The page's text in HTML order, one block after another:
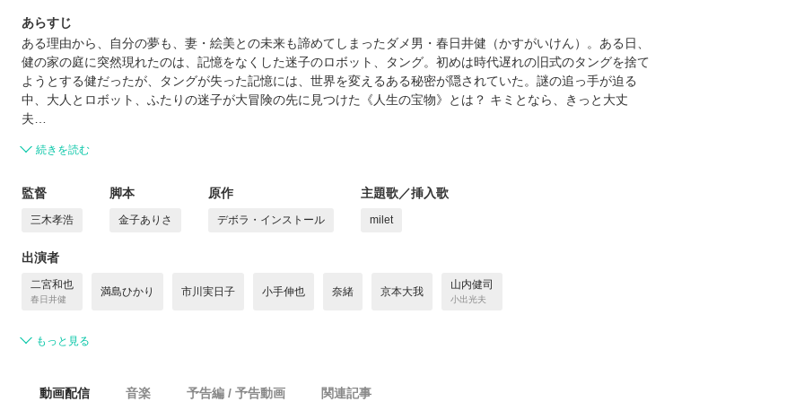
あらすじ
ある理由から、自分の夢も、妻・絵美との未来も諦めてしまったダメ男・春日井健（かすがいけん）。ある日、
健の家の庭に突然現れたのは、記憶をなくした迷子のロボット、タング。初めは時代遅れの旧式のタングを捨て
ようとする健だったが、タングが失った記憶には、世界を変えるある秘密が隠されていた。謎の追っ手が迫る
中、大人とロボット、ふたりの迷子が大冒険の先に見つけた《人生の宝物》とは？ キミとなら、きっと大丈
夫…
続きを読む
監督
三木孝浩
脚本
金子ありさ
原作
デボラ・インストール
主題歌／挿入歌
milet
出演者
二宮和也
春日井健
満島ひかり 市川実日子 小手伸也 奈緒 京本大我
山内健司
小出光夫
もっと見る
動画配信 音楽 予告編 / 予告動画 関連記事